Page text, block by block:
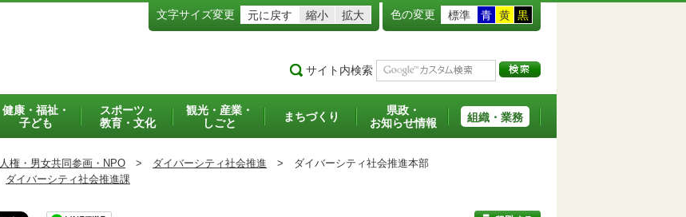
文字サイズ変更 元に戻す 縮小 拡大 色の変更 標準 青 黄 黒
サイト内検索
健康・福祉・
子ども
スポーツ・
教育・文化
観光・産業・
しごと
まちづくり
県政・
お知らせ情報
組織・業務
人権・男女共同参画・NPO > ダイバーシティ社会推進 > ダイバーシティ社会推進本部
ダイバーシティ社会推進課